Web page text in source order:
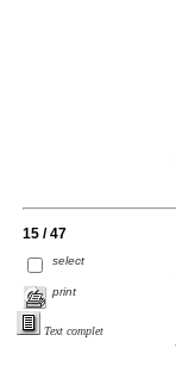
15 / 47
select
print
Text complet